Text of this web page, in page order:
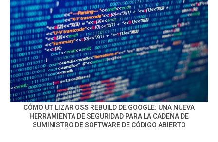
CÓMO UTILIZAR OSS REBUILD DE GOOGLE: UNA NUEVA
HERRAMIENTA DE SEGURIDAD PARA LA CADENA DE
SUMINISTRO DE SOFTWARE DE CÓDIGO ABIERTO